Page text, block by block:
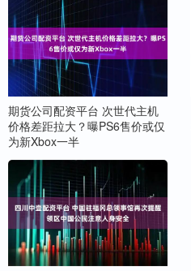
期货公司配资平台 次世代主机
价格差距拉大？曝PS6售价或仅
为新Xbox一半